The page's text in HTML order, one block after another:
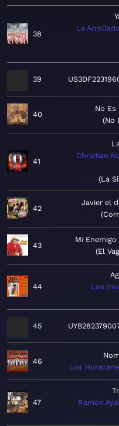
38
La
39
40
No Es
No
41
Christian
La
42
Javier el
43
Mi Enemigo
El
44
Los
45
46
Los
47
Ramón